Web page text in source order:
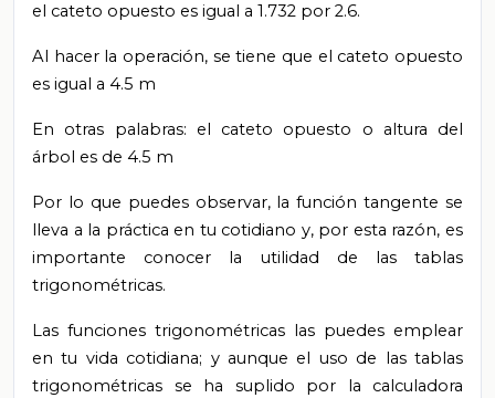
el cateto opuesto es igual a 1.732 por 2.6.
Al hacer la operación, se tiene que el cateto opuesto
es igual a 4.5 m
En otras palabras: el cateto opuesto o altura del
árbol es de 4.5 m
Por lo que puedes observar, la función tangente se
lleva a la práctica en tu cotidiano y, por esta razón, es
importante conocer la utilidad de las tablas
trigonométricas.
Las funciones trigonométricas las puedes emplear
en tu vida cotidiana; y aunque el uso de las tablas
trigonométricas se ha suplido por la calculadora